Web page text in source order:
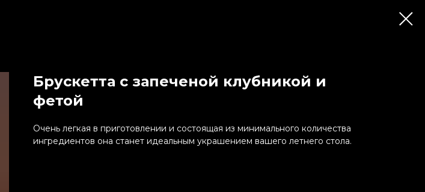
Брускетта с запеченой клубникой и
фетой
Очень легкая в приготовлении и состоящая из минимального количества
ингредиентов она станет идеальным украшением вашего летнего стола.